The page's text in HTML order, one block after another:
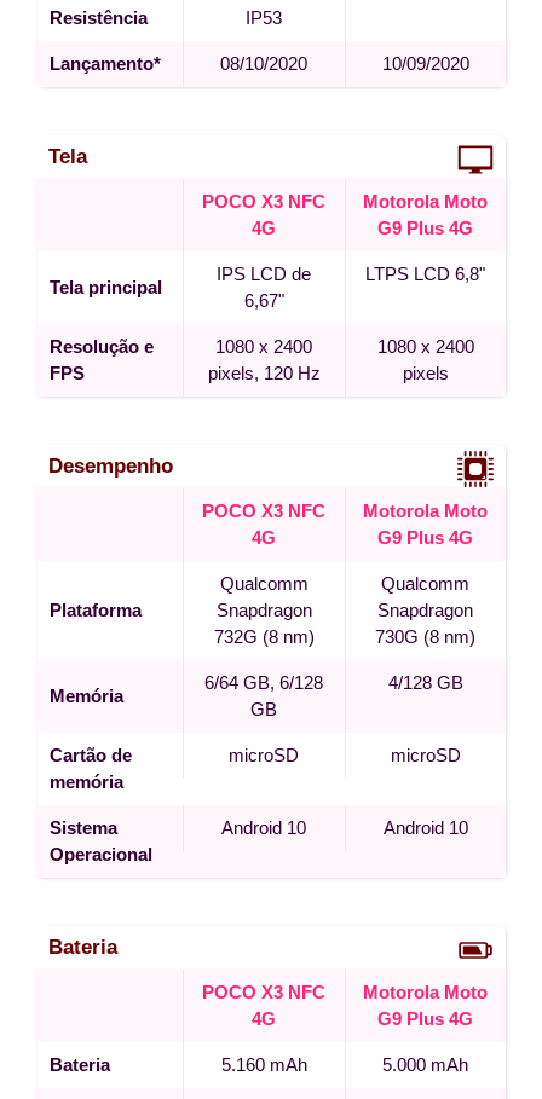
Resistência IP53
Lançamento* 08/10/2020 10/09/2020
Tela
POCO X3 NFC
4G
Motorola Moto
G9 Plus 4G
Tela principal
IPS LCD de
6,67"
LTPS LCD 6,8"
Resolução e
FPS
1080 x 2400
pixels, 120 Hz
1080 x 2400
pixels
Desempenho
POCO X3 NFC
4G
Motorola Moto
G9 Plus 4G
Plataforma
Qualcomm
Snapdragon
732G (8 nm)
Qualcomm
Snapdragon
730G (8 nm)
Memória
6/64 GB, 6/128
GB
4/128 GB
Cartão de
memória
microSD microSD
Sistema
Operacional
Android 10 Android 10
Bateria
POCO X3 NFC
4G
Motorola Moto
G9 Plus 4G
Bateria 5.160 mAh 5.000 mAh